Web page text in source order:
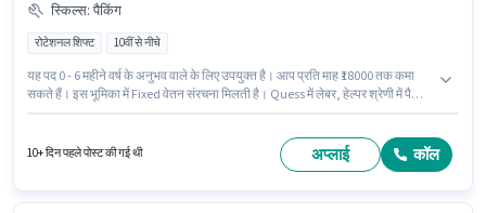
स्किल्स: पैकिंग
रोटेशनल शिफ्ट 10वीं से नीचे
यह पद 0 - 6 महीने वर्ष के अनुभव वाले के लिए उपयुक्त है। आप प्रति माह ₹18000 तक कमा
सकते हैं। इस भूमिका में Fixed वेतन संरचना मिलती है। Quess में लेबर, हेल्पर श्रेणी में पैकिंग
days working प्रति सप्ताह है। इस भूमिका के लिए उम्मीदवार के पास पैकिंग होना अनिवार्य
10+ दिन पहले पोस्ट की गई थी अप्लाई कॉल